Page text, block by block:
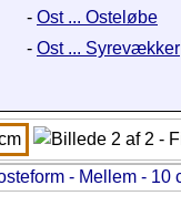
- Ost ... Osteløbe
- Ost ... Syrevækker